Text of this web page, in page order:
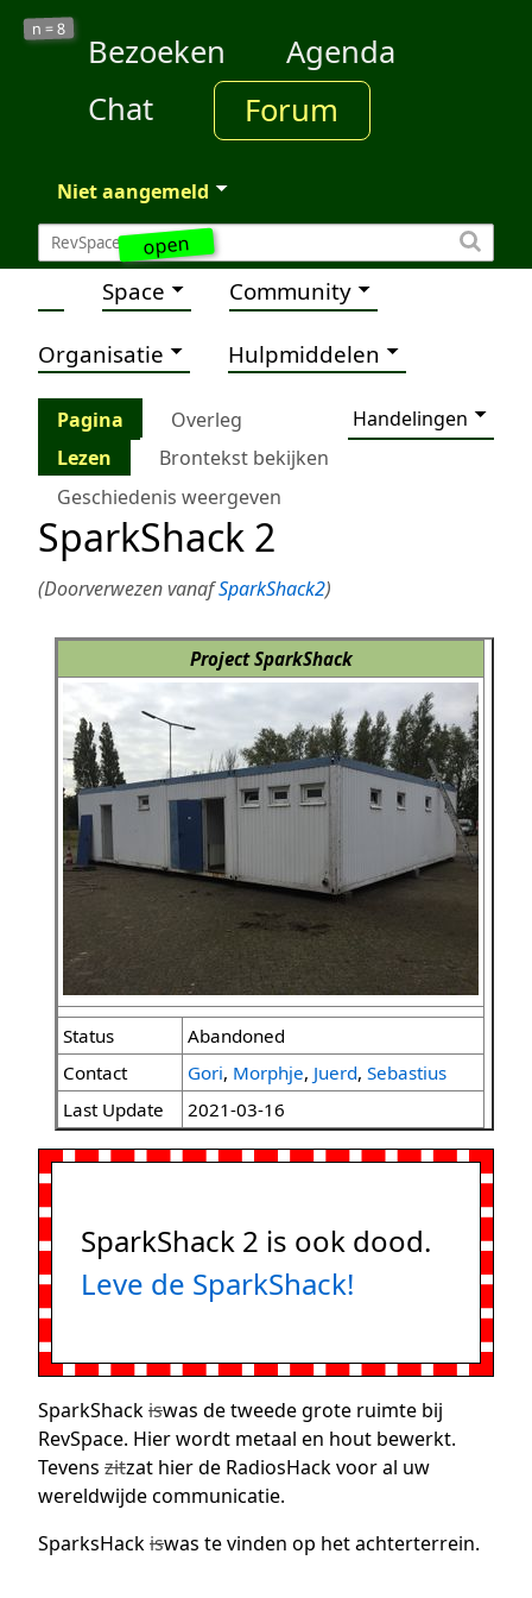
open
n =8
Bezoeken
Agenda
Chat
Forum
Niet aangemeld
Space Community
Organisatie Hulpmiddelen
Pagina Overleg
Handelingen
Lezen
Brontekst bekijken
Geschiedenis weergeven
SparkShack 2
(Doorverwezen vanafSparkShack2)
Project SparkShack
Status
Abandoned
Contact
Gori, Morphje, Juerd, Sebastius
Last Update
2021-03-16
SparkShack 2 is ook dood.
Leve de SparkShack!
SparkShackiswas de tweede grote ruimte bij
RevSpace. Hier wordt metaal en hout bewerkt.
Tevens zitzat hier de RadiosHack voor al uw
wereldwijde communicatie.
SparksHackiswas te vinden op het achterterrein.